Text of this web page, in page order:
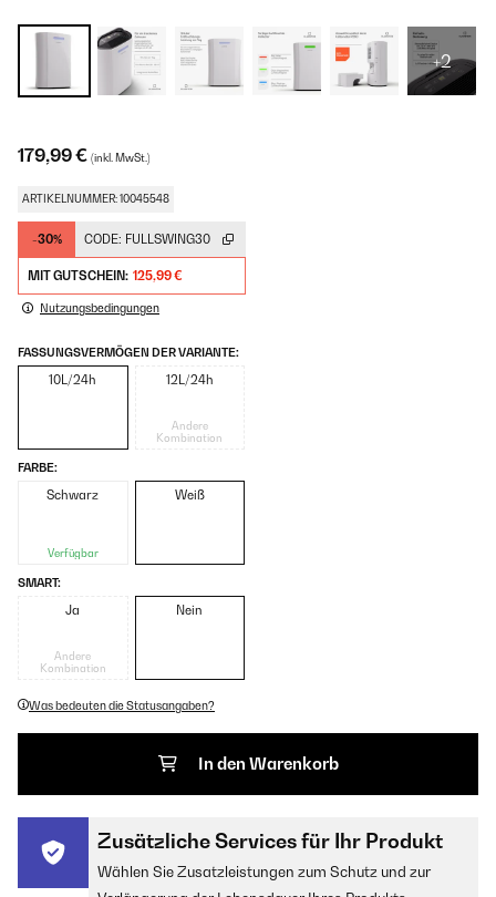
+2
179,99 € (inkl. MwSt.)
ARTIKELNUMMER: 10045548
-30% CODE: FULLSWING30
MIT GUTSCHEIN: 125,99 €
Nutzungsbedingungen
FASSUNGSVERMÖGEN DER VARIANTE:
10L/24h 12L/24h
Andere
Kombination
FARBE:
Schwarz
Verfügbar
Weiß
SMART:
Ja
Andere
Kombination
Nein
Was bedeuten die Statusangaben?
In den Warenkorb
Zusätzliche Services für Ihr Produkt
Wählen Sie Zusatzleistungen zum Schutz und zur